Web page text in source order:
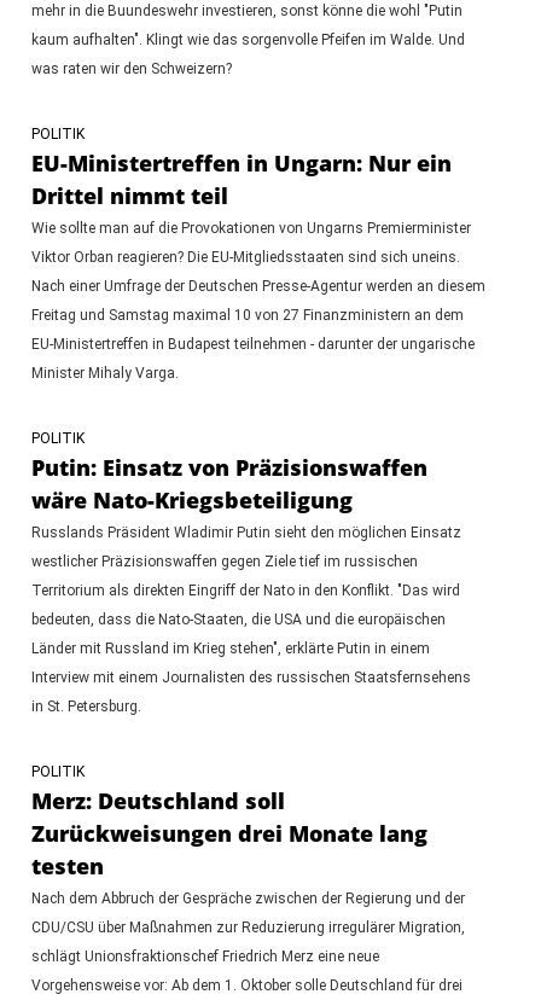
mehr in die Buundeswehr investieren, sonst könne die wohl "Putin
kaum aufhalten". Klingt wie das sorgenvolle Pfeifen im Walde. Und
was raten wir den Schweizern?
POLITIK
EU-Ministertreffen in Ungarn: Nur ein
Drittel nimmt teil
Wie sollte man auf die Provokationen von Ungarns Premierminister
Viktor Orban reagieren? Die EU-Mitgliedsstaaten sind sich uneins.
Nach einer Umfrage der Deutschen Presse-Agentur werden an diesem
Freitag und Samstag maximal 10 von 27 Finanzministern an dem
EU-Ministertreffen in Budapest teilnehmen - darunter der ungarische
Minister Mihaly Varga.
POLITIK
Putin: Einsatz von Präzisionswaffen
wäre Nato-Kriegsbeteiligung
Russlands Präsident Wladimir Putin sieht den möglichen Einsatz
westlicher Präzisionswaffen gegen Ziele tief im russischen
Territorium als direkten Eingriff der Nato in den Konflikt. "Das wird
bedeuten, dass die Nato-Staaten, die USA und die europäischen
Länder mit Russland im Krieg stehen", erklärte Putin in einem
Interview mit einem Journalisten des russischen Staatsfernsehens
in St. Petersburg.
POLITIK
Merz: Deutschland soll
Zurückweisungen drei Monate lang
testen
Nach dem Abbruch der Gespräche zwischen der Regierung und der
CDU/CSU über Maßnahmen zur Reduzierung irregulärer Migration,
schlägt Unionsfraktionschef Friedrich Merz eine neue
Vorgehensweise vor: Ab dem 1. Oktober solle Deutschland für drei